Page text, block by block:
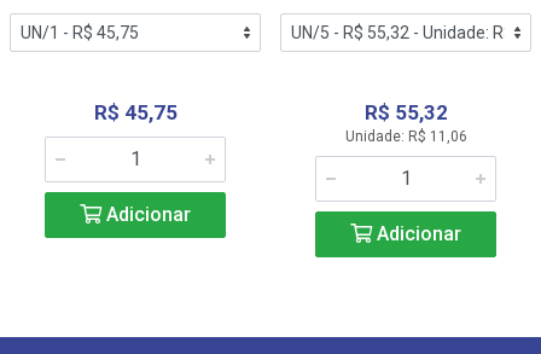
R$ 45,75
Adicionar
R$ 55,32
Unidade: R$ 11,06
Adicionar